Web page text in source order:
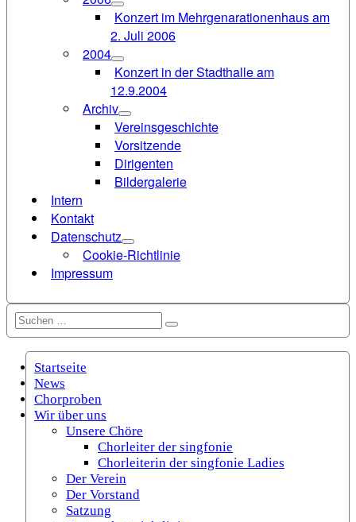
Konzert im Mehrgenarationenhaus am
2. Juli 2006
2004
Konzert in der Stadthalle am
12.9.2004
Archiv
Vereinsgeschichte
Vorsitzende
Dirigenten
Bildergalerie
Intern
Kontakt
Datenschutz
Cookie-Richtlinie
Impressum
Suchen
nach:
Suchen
Startseite
News
Chorproben
Wir über uns
Unsere Chöre
Chorleiter der singfonie
Chorleiterin der singfonie Ladies
Der Verein
Der Vorstand
Satzung